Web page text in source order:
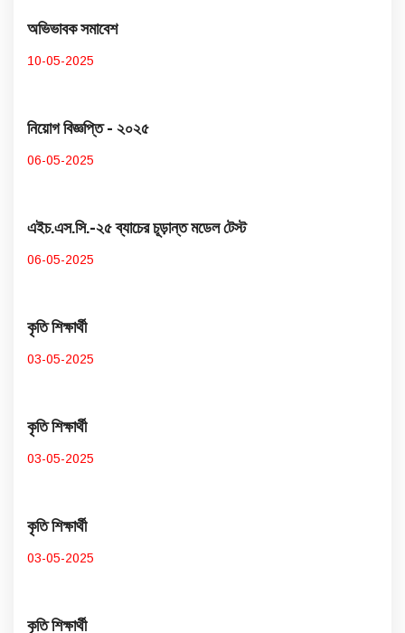
অভিভাবক সমাবেশ
10-05-2025
নিয়োগ বিজ্ঞপ্তি - ২০২৫
06-05-2025
এইচ.এস.সি.-২৫ ব্যাচের চূড়ান্ত মডেল টেস্ট
06-05-2025
কৃতি শিক্ষার্থী
03-05-2025
কৃতি শিক্ষার্থী
03-05-2025
কৃতি শিক্ষার্থী
03-05-2025
কৃতি শিক্ষার্থী